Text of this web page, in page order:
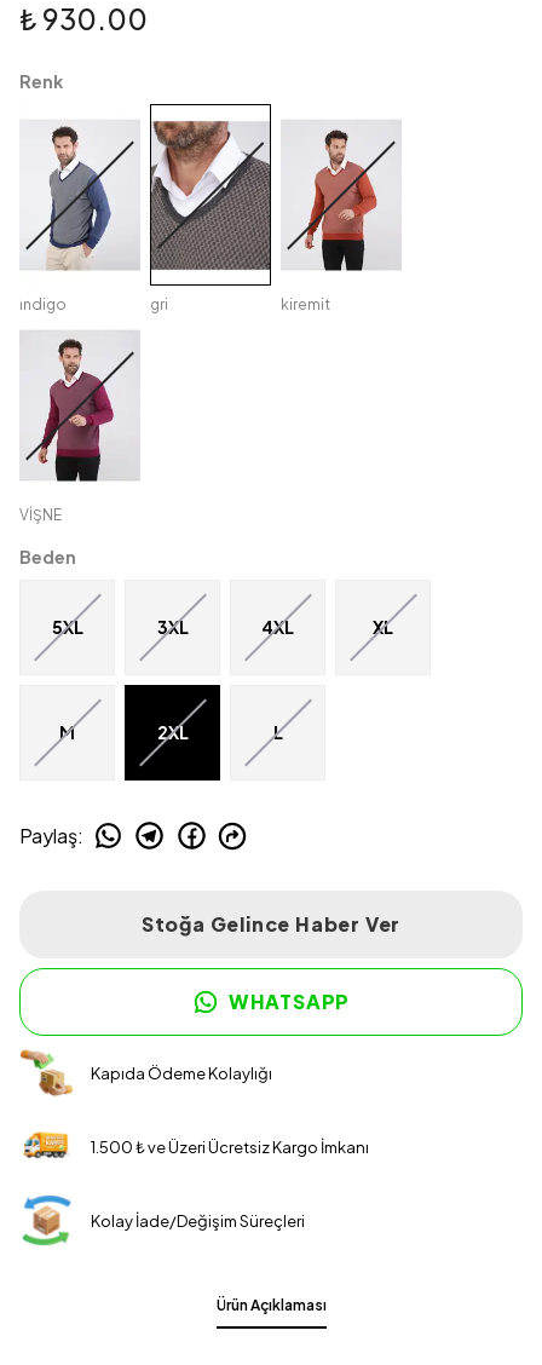
₺ 930.00
Renk
i̇ndigo gri kiremit
VİŞNE
Beden
5XL 3XL 4XL XL
M 2XL L
Paylaş:
Stoğa Gelince Haber Ver
WHATSAPP
Kapıda Ödeme Kolaylığı
1.500 ₺ ve Üzeri Ücretsiz Kargo İmkanı
Kolay İade/Değişim Süreçleri
Ürün Açıklaması